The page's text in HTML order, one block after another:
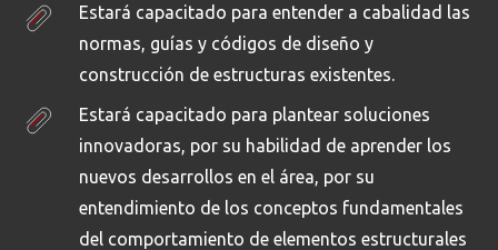
Estará capacitado para entender a cabalidad las
normas, guías y códigos de diseño y
construcción de estructuras existentes.
Estará capacitado para plantear soluciones
innovadoras, por su habilidad de aprender los
nuevos desarrollos en el área, por su
entendimiento de los conceptos fundamentales
del comportamiento de elementos estructurales